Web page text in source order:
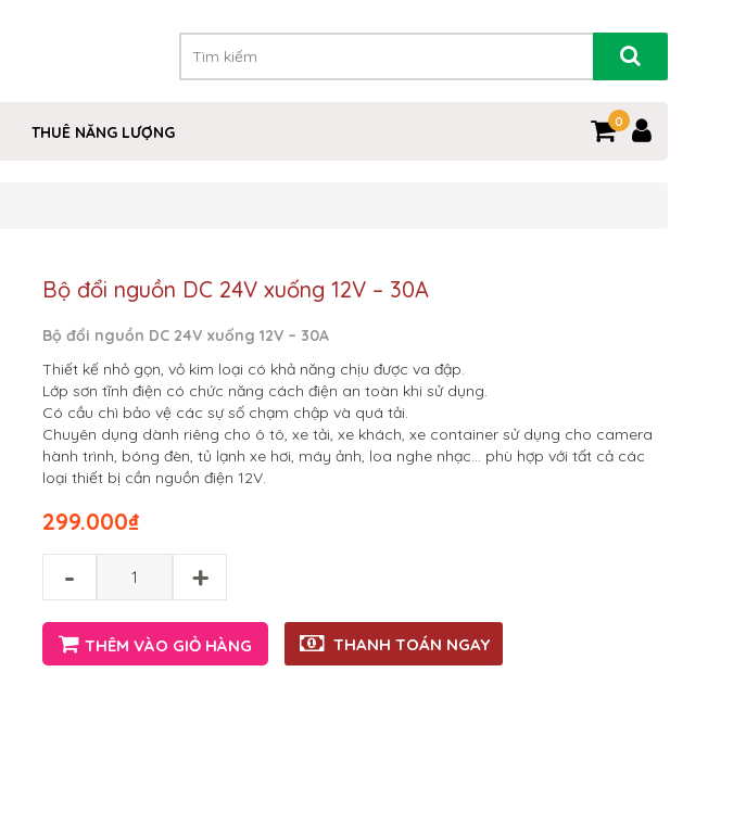
THUÊ NĂNG LƯỢNG
0
Bộ đổi nguồn DC 24V xuống 12V – 30A
Bộ đổi nguồn DC 24V xuống 12V – 30A
Thiết kế nhỏ gọn, vỏ kim loại có khả năng chịu được va đập.
Lớp sơn tĩnh điện có chức năng cách điện an toàn khi sử dụng.
Có cầu chì bảo vệ các sự số chạm chập và quá tải.
Chuyên dụng dành riêng cho ô tô, xe tải, xe khách, xe container sử dụng cho camera
hành trình, bóng đèn, tủ lạnh xe hơi, máy ảnh, loa nghe nhạc… phù hợp với tất cả các
loại thiết bị cần nguồn điện 12V.
₫
299.000
- +
THÊM VÀO GIỎ HÀNG THANH TOÁN NGAY